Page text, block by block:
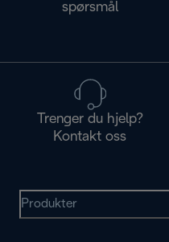
spørsmål
Trenger du hjelp?
Kontakt oss
Produkter